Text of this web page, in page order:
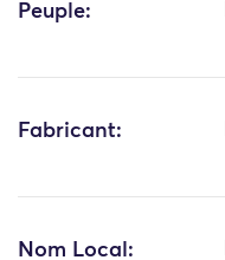
Peuple:
Fabricant:
Nom Local: